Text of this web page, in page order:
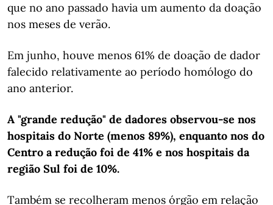
que no ano passado havia um aumento da doação
nos meses de verão.
Em junho, houve menos 61% de doação de dador
falecido relativamente ao período homólogo do
ano anterior.
A "grande redução" de dadores observou-se nos
hospitais do Norte (menos 89%), enquanto nos do
Centro a redução foi de 41% e nos hospitais da
região Sul foi de 10%.
Também se recolheram menos órgão em relação